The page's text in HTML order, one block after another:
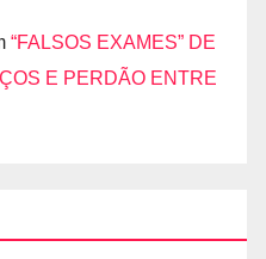
“FALSOS EXAMES” DE
E PERDÃO ENTRE